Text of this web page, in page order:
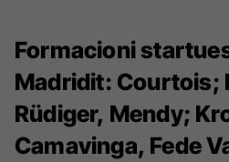
Formacioni
Madridit: Courtois;
Rüdiger, Mendy;
Camavinga, Fede